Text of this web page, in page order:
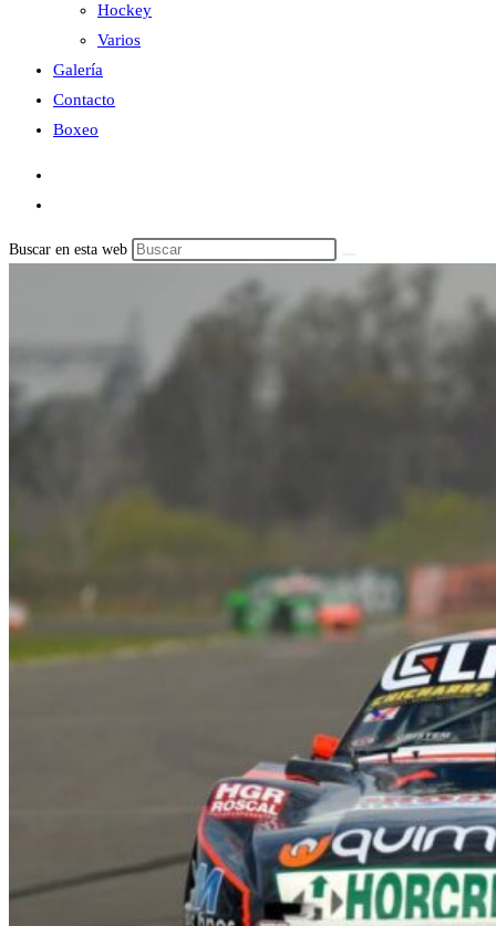
Hockey
Varios
Galería
Contacto
Boxeo
Buscar en esta web